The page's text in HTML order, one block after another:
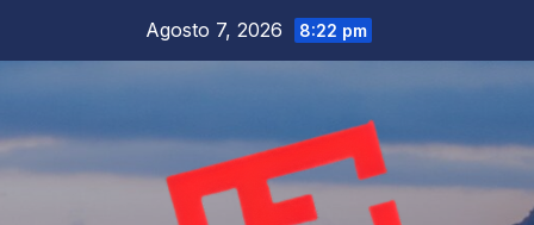
Agosto 7, 2026 8:22 pm